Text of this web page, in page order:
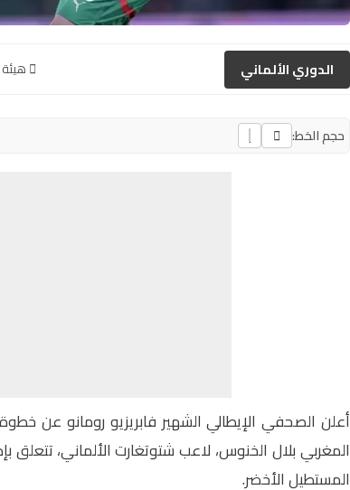
الدوري الألماني هيئة
حجم الخط:
أعلن الصحفي الإيطالي الشهير فابريزيو رومانو عن
المغربيبلال الخنوس، لاعب شتوتغارت الألماني، تتعلق
المستطيل الأخضر.